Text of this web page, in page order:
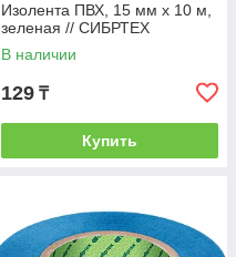
Изолента ПВХ, 15 мм х 10 м,
зеленая // СИБРТЕХ
В наличии
129 ₸
Купить